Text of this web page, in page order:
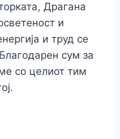
Драгана
и
и труд се
сум за
со целиот тим